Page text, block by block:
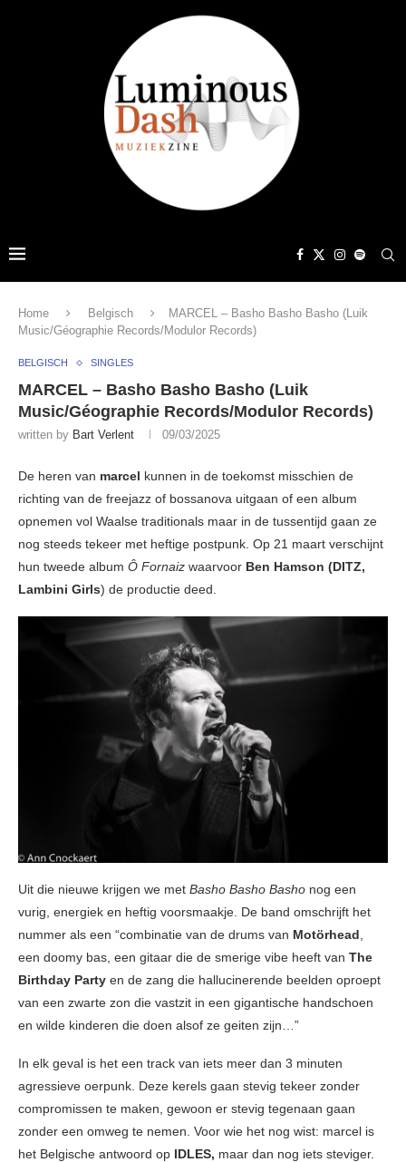
Home Belgisch
MARCEL – Basho Basho Basho (Luik
Music/Géographie Records/Modulor Records)
BELGISCH SINGLES
MARCEL – Basho Basho Basho (Luik
Music/Géographie Records/Modulor Records)
written by Bart Verlent 09/03/2025
De heren van marcel kunnen in de toekomst misschien de
richting van de freejazz of bossanova uitgaan of een album
opnemen vol Waalse traditionals maar in de tussentijd gaan ze
nog steeds tekeer met heftige postpunk. Op 21 maart verschijnt
hun tweede album Ô Fornaiz waarvoor Ben Hamson (DITZ,
Lambini Girls) de productie deed.
Uit die nieuwe krijgen we met Basho Basho Basho nog een
vurig, energiek en heftig voorsmaakje. De band omschrijft het
nummer als een “combinatie van de drums van Motörhead
een doomy bas, een gitaar die de smerige vibe heeft van The
Birthday Party en de zang die hallucinerende beelden oproept
van een zwarte zon die vastzit in een gigantische handschoen
en wilde kinderen die doen alsof ze geiten zijn…”
In elk geval is het een track van iets meer dan 3 minuten
agressieve oerpunk. Deze kerels gaan stevig tekeer zonder
compromissen te maken, gewoon er stevig tegenaan gaan
zonder een omweg te nemen. Voor wie het nog wist: marcel is
het Belgische antwoord op IDLES, maar dan nog iets steviger.